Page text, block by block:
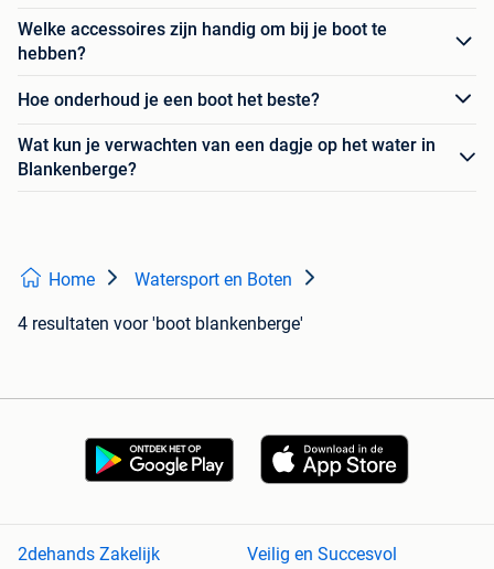
Welke accessoires zijn handig om bij je boot te
hebben?
Hoe onderhoud je een boot het beste?
Wat kun je verwachten van een dagje op het water in
Blankenberge?
Home Watersport en Boten
4 resultaten voor 'boot blankenberge'
2dehands Zakelijk Veilig en Succesvol